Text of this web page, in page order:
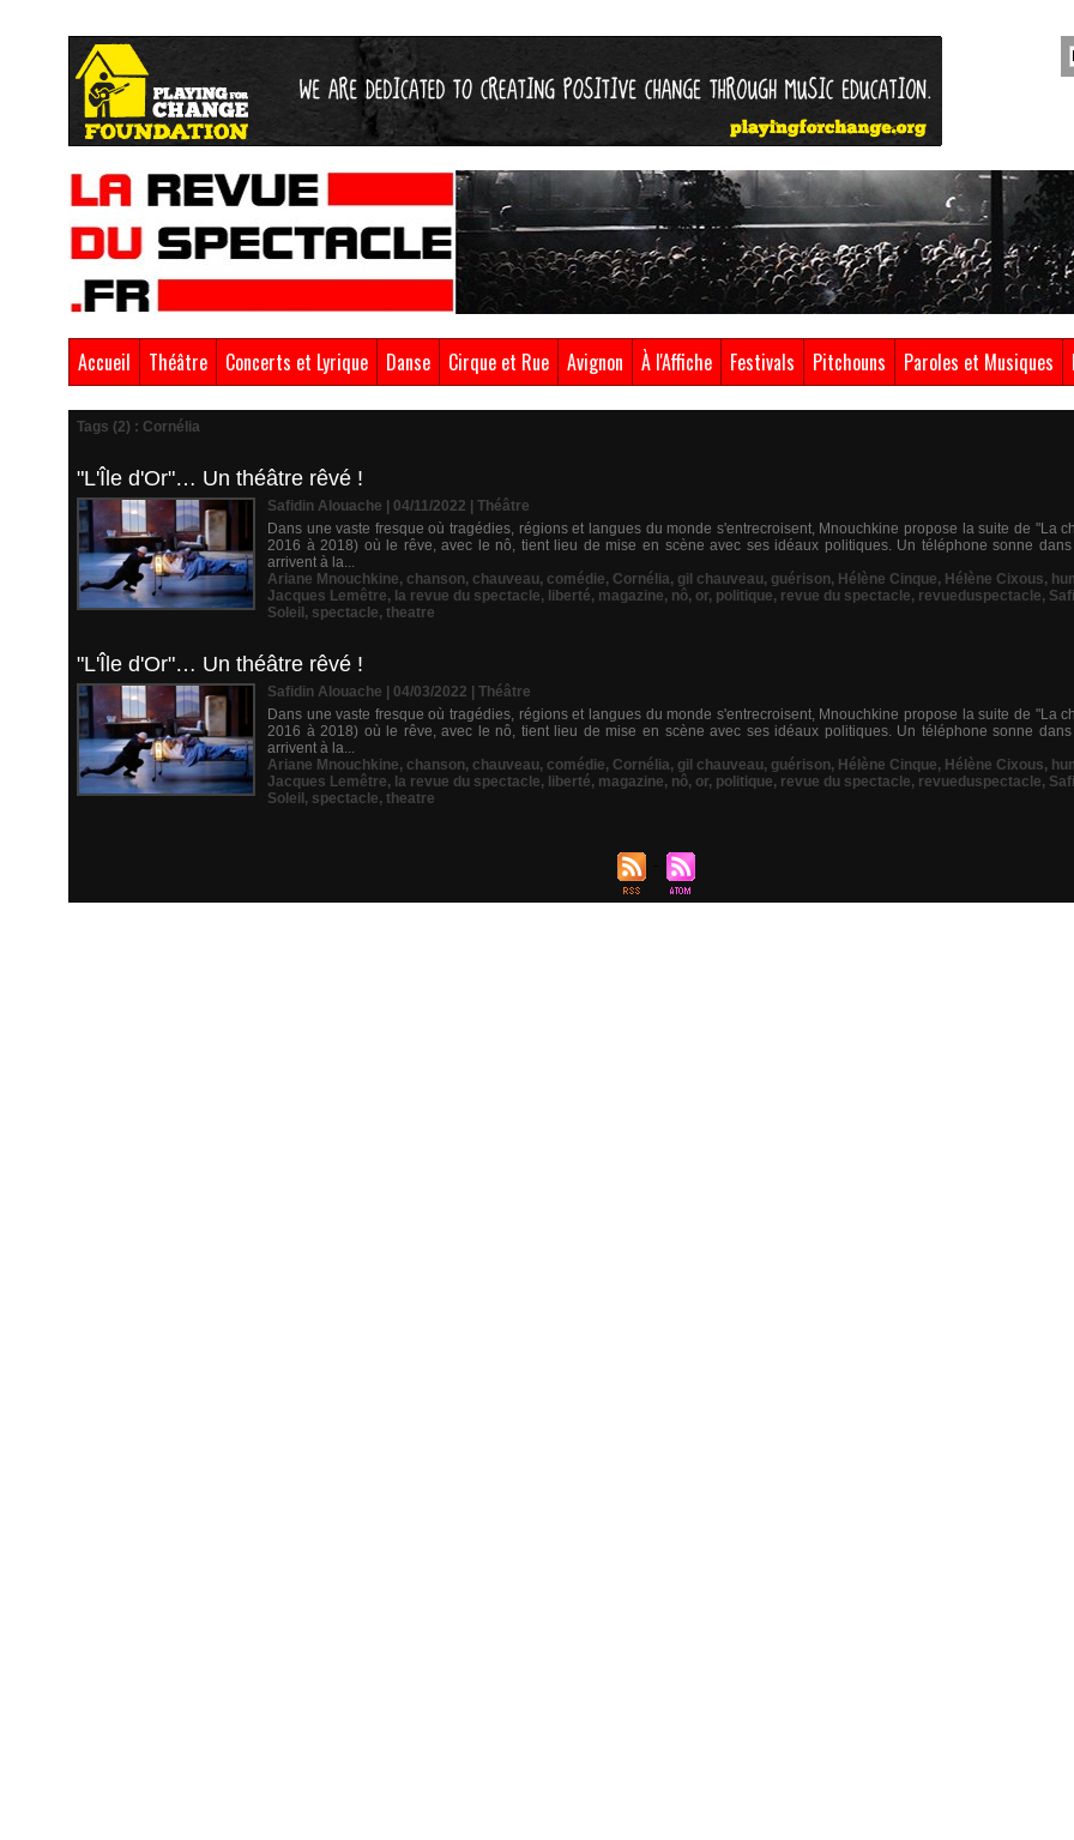
Accueil Théâtre Concerts et Lyrique Danse Cirque et Rue Avignon À l'Affiche Festivals Pitchouns Paroles et Musiques
Tags (2) : Cornélia
"L'Île d'Or"… Un théâtre rêvé !
Safidin Alouache | 04/11/2022
Théâtre
Dans une vaste fresque où tragédies, régions et langues du monde s'entrecroisent, Mnouchkine propose la suite de "La
2016 à 2018) où le rêve, avec le nô, tient lieu de mise en scène avec ses idéaux politiques. Un téléphone sonne
arrivent à la...
Ariane Mnouchkine, chanson, chauveau, comédie, Cornélia, gil chauveau, guérison, Hélène Cinque, Hélène Cixous,
Jacques Lemêtre, la revue du spectacle, liberté, magazine, nô, or, politique, revue du spectacle, revueduspectacle,
Soleil , spectacle, theatre
"L'Île d'Or"… Un théâtre rêvé !
Safidin Alouache | 04/03/2022
Théâtre
Dans une vaste fresque où tragédies, régions et langues du monde s'entrecroisent, Mnouchkine propose la suite de "La
2016 à 2018) où le rêve, avec le nô, tient lieu de mise en scène avec ses idéaux politiques. Un téléphone sonne
arrivent à la...
Ariane Mnouchkine, chanson, chauveau, comédie, Cornélia, gil chauveau, guérison, Hélène Cinque, Hélène Cixous,
Jacques Lemêtre, la revue du spectacle, liberté, magazine, nô, or, politique, revue du spectacle, revueduspectacle,
Soleil , spectacle, theatre